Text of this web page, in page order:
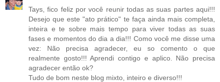
Tays, fico feliz por você reunir todas as suas partes aqui!!!
Desejo que este "ato prático" te faça ainda mais completa,
inteira e te sobre mais tempo para viver todas as suas
fases e momentos do dia a dia!!! Como você me disse uma
vez: Não precisa agradecer, eu so comento o que
realmente gosto!!! Aprendi contigo e aplico. Não precisa
agradecer então ok?
Tudo de bom neste blog mixto, inteiro e diverso!!!